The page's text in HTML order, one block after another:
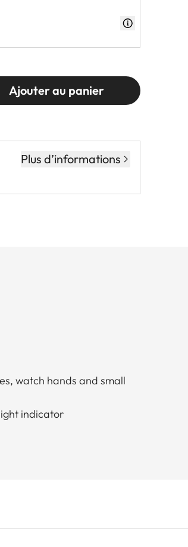
Ajouter au panier
Plus d’informations
watch hands and small
indicator